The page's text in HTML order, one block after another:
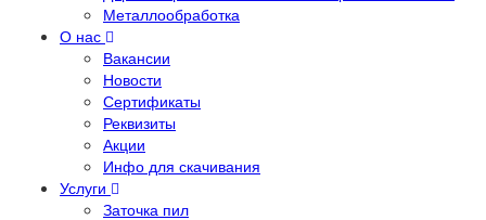
Металлообработка
О нас
Вакансии
Новости
Сертификаты
Реквизиты
Акции
Инфо для скачивания
Услуги
Заточка пил